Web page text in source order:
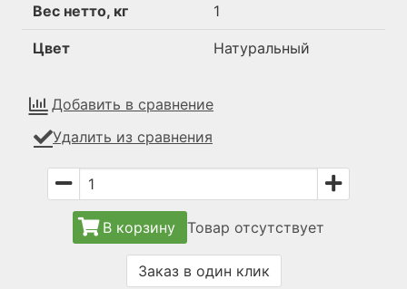
Вес нетто, кг 1
Цвет Натуральный
Добавить в сравнение
Удалить из сравнения
В корзину Товар отсутствует
Заказ в один клик